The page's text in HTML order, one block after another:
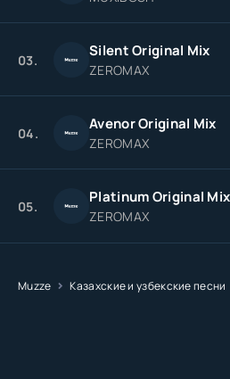
03. Silent Original Mix
ZEROMAX
04. Avenor Original Mix
ZEROMAX
05. Platinum Original Mix
ZEROMAX
Muzze Казахские и узбекские песни